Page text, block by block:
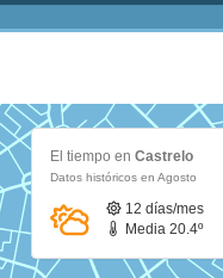
El tiempo en Castrelo
Datos históricos en Agosto
12 días/mes
Media 20.4º